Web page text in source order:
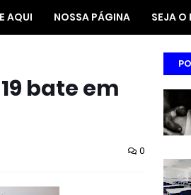
AQUI NOSSA PÁGINA SEJA O
bate em
0